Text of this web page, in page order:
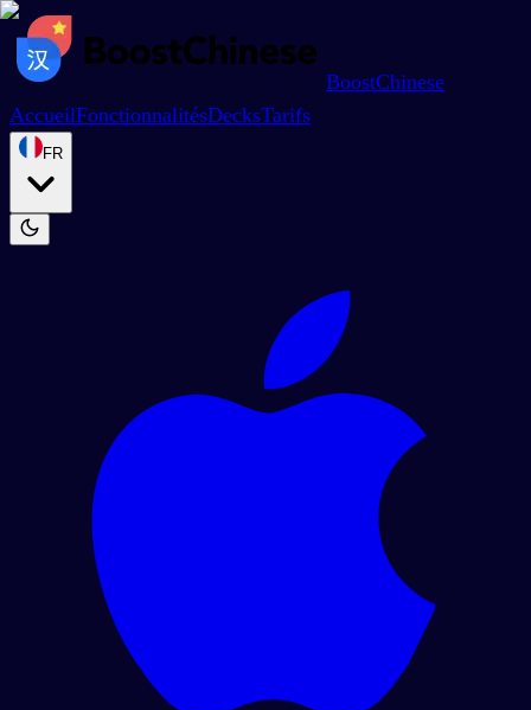
BoostChinese
AccueilFonctionnalitésDecksTarifs
FR